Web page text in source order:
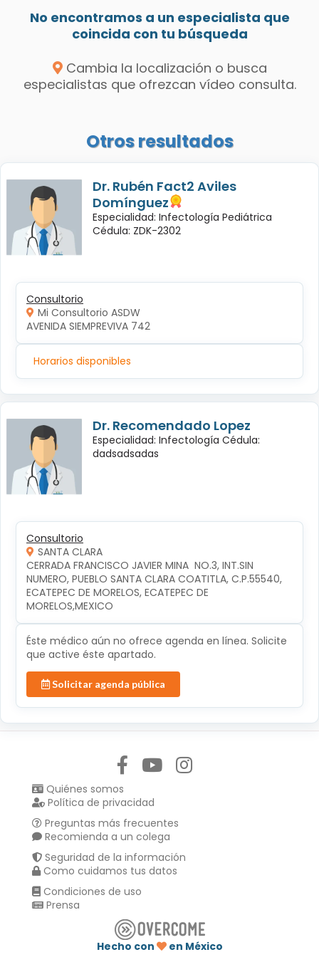
No encontramos a un especialista que
coincida con tu búsqueda
Cambia la localización o busca
especialistas que ofrezcan vídeo consulta.
Otros resultados
Dr. Rubén Fact2 Aviles
Domínguez
Especialidad: Infectología Pediátrica
Cédula: ZDK-2302
Consultorio
Mi Consultorio ASDW
AVENIDA SIEMPREVIVA 742
Horarios disponibles
Dr. Recomendado Lopez
Especialidad: Infectología Cédula:
dadsadsadas
Consultorio
SANTA CLARA
CERRADA FRANCISCO JAVIER MINA  NO.3, INT.SIN
NUMERO, PUEBLO SANTA CLARA COATITLA, C.P.55540,
ECATEPEC DE MORELOS, ECATEPEC DE
MORELOS,MEXICO
Éste médico aún no ofrece agenda en línea. Solicite
que active éste apartado.
Solicitar agenda pública
Quiénes somos
Política de privacidad
Preguntas más frecuentes
Recomienda a un colega
Seguridad de la información
Como cuidamos tus datos
Condiciones de uso
Prensa
Hecho con en México